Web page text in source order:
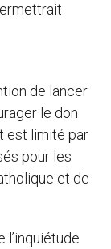
de lancer
le don
est limité par
pour les
et de